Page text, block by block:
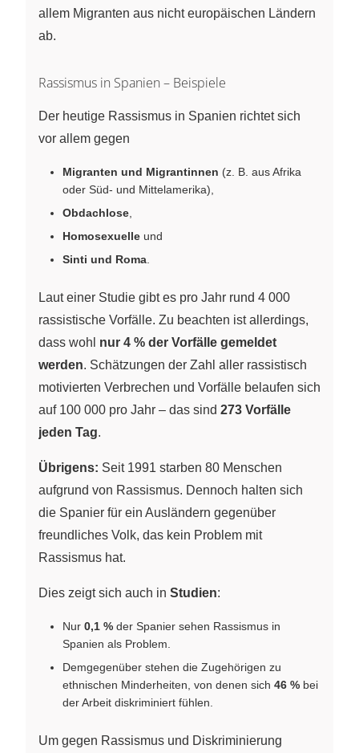
allem Migranten aus nicht europäischen Ländern
ab.
Rassismus in Spanien – Beispiele
Der heutige Rassismus in Spanien richtet sich
vor allem gegen
Migranten und Migrantinnen (z. B. aus Afrika
oder Süd- und Mittelamerika),
Obdachlose
Homosexuelle und
Sinti und Roma
Laut einer Studie gibt es pro Jahr rund 4 000
rassistische Vorfälle. Zu beachten ist allerdings,
dass wohl nur 4 % der Vorfälle gemeldet
werden. Schätzungen der Zahl aller rassistisch
motivierten Verbrechen und Vorfälle belaufen sich
auf 100 000 pro Jahr – das sind 273 Vorfälle
jeden Tag.
Übrigens: Seit 1991 starben 80 Menschen
aufgrund von Rassismus. Dennoch halten sich
die Spanier für ein Ausländern gegenüber
freundliches Volk, das kein Problem mit
Rassismus hat.
Dies zeigt sich auch in Studien:
Nur 0,1 % der Spanier sehen Rassismus in
Spanien als Problem.
Demgegenüber stehen die Zugehörigen zu
ethnischen Minderheiten, von denen sich 46 % bei
der Arbeit diskriminiert fühlen.
Um gegen Rassismus und Diskriminierung